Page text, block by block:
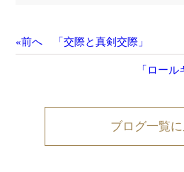
«前へ 「交際と真剣交際」
「ロー
ブログ一覧